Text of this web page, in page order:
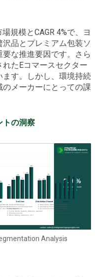
規模とCAGR 4%で、ヨ
品とプレミアム包装ソ
な推進要因です。さら
たEコマースセクター
す。しかし、環境持続
メーカーにとっての課
トの洞察
Analysis